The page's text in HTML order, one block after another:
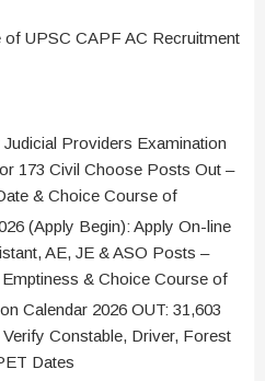
Providers Examination
173 Civil Choose Posts Out –
& Choice Course of
(Apply Begin): Apply On-line
AE, JE & ASO Posts –
& Choice Course of
Calendar 2026 OUT: 31,603
Constable, Driver, Forest
Dates